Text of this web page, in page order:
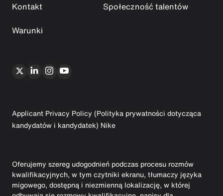
Kontakt
Społeczność talentów
Warunki
Applicant Privacy Policy (Polityka prywatności dotycząca
kandydatów i kandydatek) Nike
Oferujemy szereg udogodnień podczas procesu rozmów
kwalifikacyjnych, w tym czytniki ekranu, tłumaczy języka
migowego, dostępną i niezmienną lokalizację, w której